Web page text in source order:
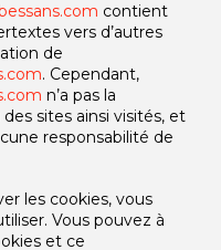
contient
vers d’autres
de
. Cependant,
n’a pas la
sites ainsi visités, et
responsabilité de
les cookies, vous
Vous pouvez à
et ce